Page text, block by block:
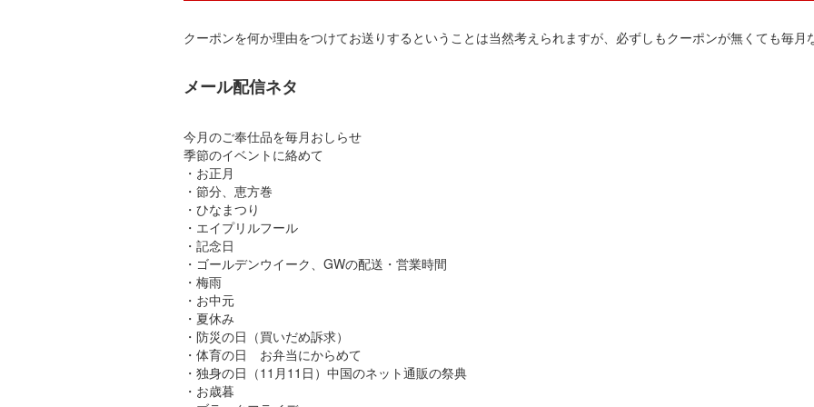
クーポンを何か理由をつけてお送りするということは当然考えられますが、必ずしもクーポンが無くても毎月
メール配信ネタ
今月のご奉仕品を毎月おしらせ
季節のイベントに絡めて
・お正月
・節分、恵方巻
・ひなまつり
・エイプリルフール
・記念日
・ゴールデンウイーク、GWの配送・営業時間
・梅雨
・お中元
・夏休み
・防災の日（買いだめ訴求）
・体育の日 お弁当にからめて
・独身の日（11月11日）中国のネット通販の祭典
・お歳暮